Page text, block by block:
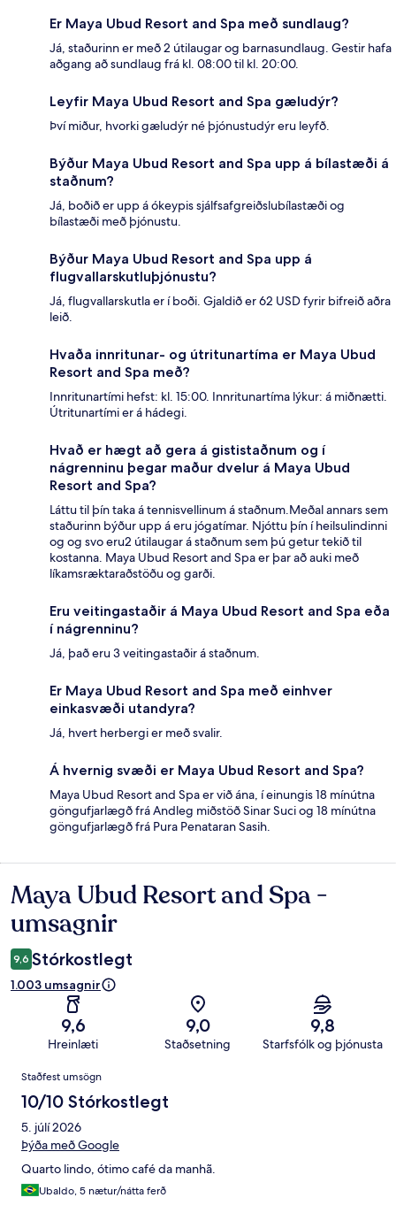
Er Maya Ubud Resort and Spa með sundlaug?
Já, staðurinn er með 2 útilaugar og barnasundlaug. Gestir hafa
aðgang að sundlaug frá kl. 08:00 til kl. 20:00.
Leyfir Maya Ubud Resort and Spa gæludýr?
Því miður, hvorki gæludýr né þjónustudýr eru leyfð.
Býður Maya Ubud Resort and Spa upp á bílastæði á
staðnum?
Já, boðið er upp á ókeypis sjálfsafgreiðslubílastæði og
bílastæði með þjónustu.
Býður Maya Ubud Resort and Spa upp á
flugvallarskutluþjónustu?
Já, flugvallarskutla er í boði. Gjaldið er 62 USD fyrir bifreið aðra
leið.
Hvaða innritunar- og útritunartíma er Maya Ubud
Resort and Spa með?
Innritunartími hefst: kl. 15:00. Innritunartíma lýkur: á miðnætti.
Útritunartími er á hádegi.
Hvað er hægt að gera á gististaðnum og í
nágrenninu þegar maður dvelur á Maya Ubud
Resort and Spa?
Láttu til þín taka á tennisvellinum á staðnum.Meðal annars sem
staðurinn býður upp á eru jógatímar. Njóttu þín í heilsulindinni
og og svo eru2 útilaugar á staðnum sem þú getur tekið til
kostanna. Maya Ubud Resort and Spa er þar að auki með
líkamsræktaraðstöðu og garði.
Eru veitingastaðir á Maya Ubud Resort and Spa eða
í nágrenninu?
Já, það eru 3 veitingastaðir á staðnum.
Er Maya Ubud Resort and Spa með einhver
einkasvæði utandyra?
Já, hvert herbergi er með svalir.
Á hvernig svæði er Maya Ubud Resort and Spa?
Maya Ubud Resort and Spa er við ána, í einungis 18 mínútna
göngufjarlægð frá Andleg miðstöð Sinar Suci og 18 mínútna
göngufjarlægð frá Pura Penataran Sasih.
Umsagnir
Maya Ubud Resort and Spa -
umsagnir
9,6 Stórkostlegt
1.003 umsagnir
9,6
Hreinlæti
9,0
Staðsetning
9,8
Starfsfólk og þjónusta
Umsagnir
Staðfest umsögn
10/10 Stórkostlegt
5. júlí 2026
Þýða með Google
Quarto lindo, ótimo café da manhã.
Ubaldo, 5 nætur/nátta ferð